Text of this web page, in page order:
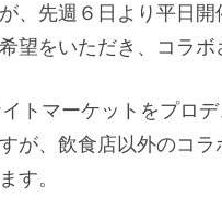
、先週６日より平日
望をいただき、コラボ
トマーケットをプロ
が、飲食店以外のコラ
す。